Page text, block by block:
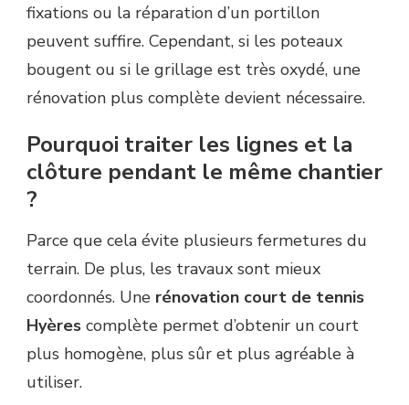
fixations ou la réparation d’un portillon
peuvent suffire. Cependant, si les poteaux
bougent ou si le grillage est très oxydé, une
rénovation plus complète devient nécessaire.
Pourquoi traiter les lignes et la
clôture pendant le même chantier
?
Parce que cela évite plusieurs fermetures du
terrain. De plus, les travaux sont mieux
coordonnés. Une rénovation court de tennis
Hyères complète permet d’obtenir un court
plus homogène, plus sûr et plus agréable à
utiliser.